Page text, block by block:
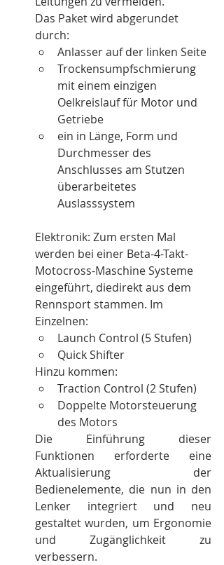
Das Paket wird abgerundet
durch:
Anlasser auf der linken Seite
Trockensumpfschmierung
mit einem einzigen
Oelkreislauf für Motor und
Getriebe
ein in Länge, Form und
Durchmesser des
Anschlusses am Stutzen
überarbeitetes
Auslasssystem
Elektronik: Zum ersten Mal
werden bei einer Beta-4-Takt-
Motocross-Maschine Systeme
eingeführt, diedirekt aus dem
Rennsport stammen. Im
Einzelnen:
Launch Control (5 Stufen)
Quick Shifter
Hinzu kommen:
Traction Control (2 Stufen)
Doppelte Motorsteuerung
des Motors
Die Einführung dieser
Funktionen erforderte eine
Aktualisierung der
Bedienelemente, die nun in den
Lenker integriert und neu
gestaltet wurden, um Ergonomie
und Zugänglichkeit zu
verbessern.